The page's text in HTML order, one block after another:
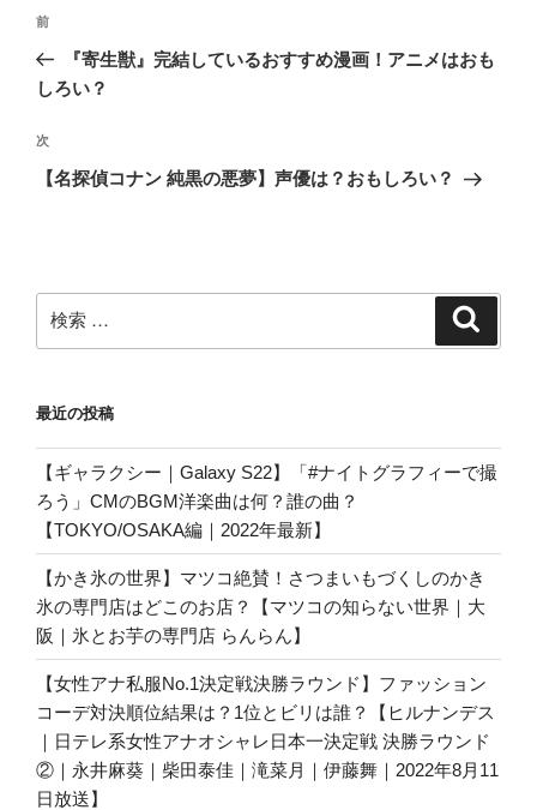
投
ナ
ゲ
ー
過
去
の
稿
前
『寄生獣』完結しているおすすめ漫画！アニメはおも
しろい？
次
の
次
【名探偵コナン 純黒の悪夢】声優は？おもしろい？
索:
最近の投稿
【ギャラクシー｜Galaxy S22】「#ナイトグラフィーで撮
ろう」CMのBGM洋楽曲は何？誰の曲？
【TOKYO/OSAKA編｜2022年最新】
【かき氷の世界】マツコ絶賛！さつまいもづくしのかき
氷の専門店はどこのお店？【マツコの知らない世界｜大
阪｜氷とお芋の専門店 らんらん】
【女性アナ私服No.1決定戦決勝ラウンド】ファッション
コーデ対決順位結果は？1位とビリは誰？【ヒルナンデス
｜日テレ系女性アナオシャレ日本一決定戦 決勝ラウンド
②｜永井麻葵｜柴田泰佳｜滝菜月｜伊藤舞｜2022年8月11
日放送】